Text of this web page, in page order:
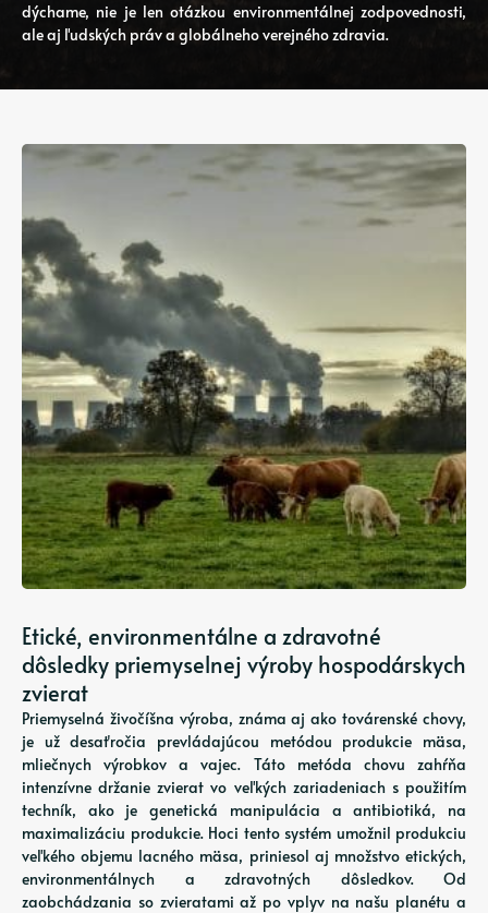
dýchame, nie je len otázkou environmentálnej zodpovednosti,
ale aj ľudských práv a globálneho verejného zdravia.
Etické, environmentálne a zdravotné
dôsledky priemyselnej výroby hospodárskych
zvierat
Priemyselná živočíšna výroba, známa aj ako továrenské chovy,
je už desaťročia prevládajúcou metódou produkcie mäsa,
mliečnych výrobkov a vajec. Táto metóda chovu zahŕňa
intenzívne držanie zvierat vo veľkých zariadeniach s použitím
techník, ako je genetická manipulácia a antibiotiká, na
maximalizáciu produkcie. Hoci tento systém umožnil produkciu
veľkého objemu lacného mäsa, priniesol aj množstvo etických,
environmentálnych a zdravotných dôsledkov. Od
zaobchádzania so zvieratami až po vplyv na našu planétu a